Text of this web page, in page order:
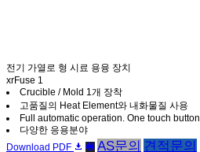
전기 가열로 형 시료 용융 장치
xrFuse 1
Crucible / Mold 1개 장착
고품질의 Heat Element와 내화물질 사용
Full automatic operation. One touch button
다양한 응용분야
Download PDF
AS문의 견적문의